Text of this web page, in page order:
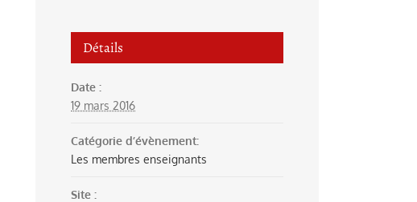
Détails
Date :
19 mars 2016
Catégorie d’évènement:
Les membres enseignants
Site :